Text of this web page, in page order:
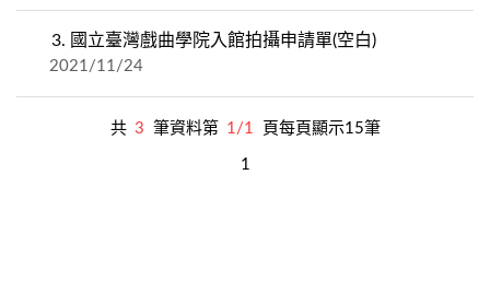
3. 國立臺灣戲曲學院入館拍攝申請單(空白)
2021/11/24
共 3 筆資料第 1/1 頁每頁顯示15筆
1